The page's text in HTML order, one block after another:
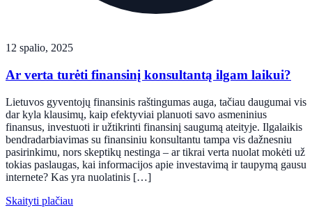
12 spalio, 2025
Ar verta turėti finansinį konsultantą ilgam laikui?
Lietuvos gyventojų finansinis raštingumas auga, tačiau daugumai vis
dar kyla klausimų, kaip efektyviai planuoti savo asmeninius
finansus, investuoti ir užtikrinti finansinį saugumą ateityje. Ilgalaikis
bendradarbiavimas su finansiniu konsultantu tampa vis dažnesniu
pasirinkimu, nors skeptikų nestinga – ar tikrai verta nuolat mokėti už
tokias paslaugas, kai informacijos apie investavimą ir taupymą gausu
internete? Kas yra nuolatinis […]
Skaityti plačiau